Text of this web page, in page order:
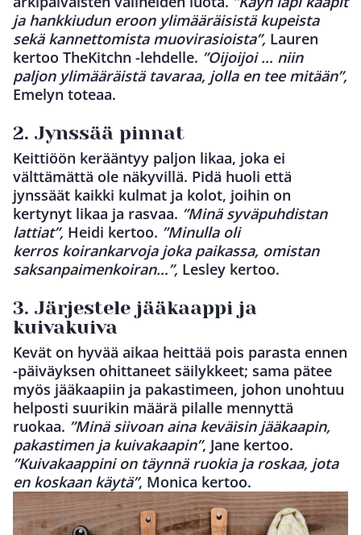
ja hankkiudun eroon ylimääräisistä kupeista
sekä kannettomista muovirasioista”, Lauren
kertoo TheKitchn -lehdelle. ”Oijoijoi … niin
paljon ylimääräistä tavaraa, jolla en tee mitään”,
Emelyn toteaa.
2. Jynssää pinnat
Keittiöön kerääntyy paljon likaa, joka ei
välttämättä ole näkyvillä. Pidä huoli että
jynssäät kaikki kulmat ja kolot, joihin on
kertynyt likaa ja rasvaa. ”Minä syväpuhdistan
lattiat”, Heidi kertoo. ”Minulla oli
kerros koirankarvoja joka paikassa, omistan
saksanpaimenkoiran…”, Lesley kertoo.
3. Järjestele jääkaappi ja
kuivakuiva
Kevät on hyvää aikaa heittää pois parasta ennen
-päiväyksen ohittaneet säilykkeet; sama pätee
myös jääkaapiin ja pakastimeen, johon unohtuu
helposti suurikin määrä pilalle mennyttä
ruokaa. ”Minä siivoan aina keväisin jääkaapin,
pakastimen ja kuivakaapin”, Jane kertoo.
”Kuivakaappini on täynnä ruokia ja roskaa, jota
en koskaan käytä”, Monica kertoo.